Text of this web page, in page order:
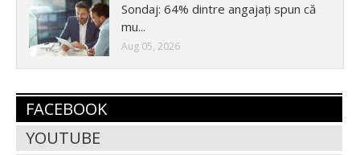
Sondaj: 64% dintre angajați spun că
mu...
Aug 05, 2026
FACEBOOK
YOUTUBE